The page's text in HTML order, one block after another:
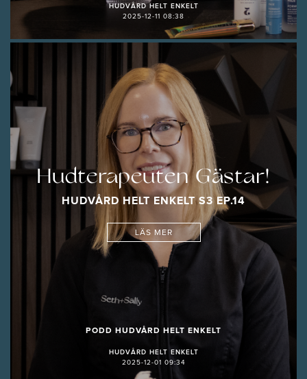
HUDVÅRD HELT ENKELT
2025-12-11 08:38
Hudterapeuten Gästar!
HUDVÅRD HELT ENKELT S3 EP.14
LÄS MER
PODD HUDVÅRD HELT ENKELT
HUDVÅRD HELT ENKELT
2025-12-01 09:34